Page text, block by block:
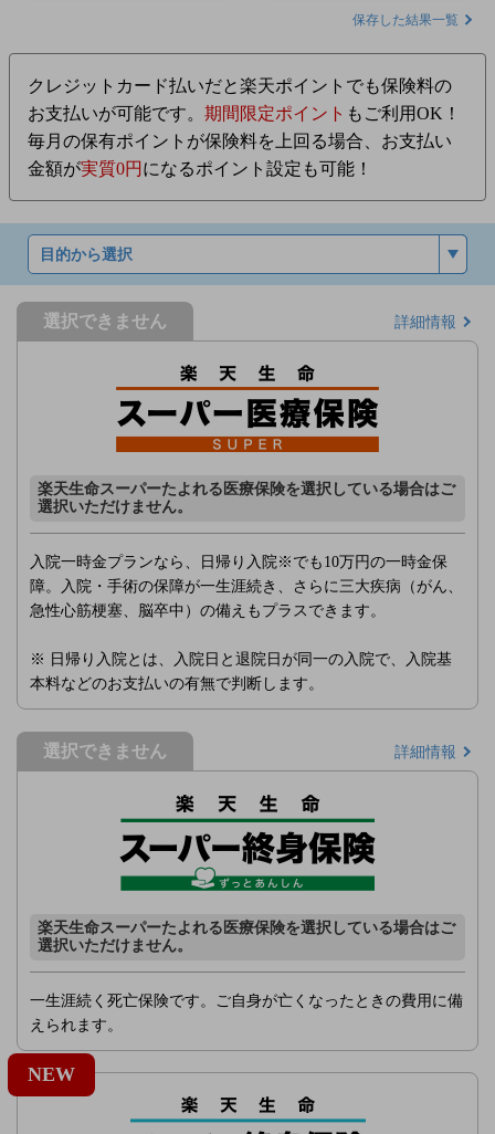
保存した結果一覧
クレジットカード払いだと楽天ポイントでも保険料の
お支払いが可能です。 期間限定ポイント もご利用OK！
毎月の保有ポイントが保険料を上回る場合、お支払い
金額が実質0円 になるポイント設定も可能！
選択できません 詳細情報
楽天生命スーパーたよれる医療保険を選択している場合はご
選択いただけません。
入院一時金プランなら、日帰り入院※でも10万円の一時金保
障。入院・手術の保障が一生涯続き、さらに三大疾病（がん、
急性心筋梗塞、脳卒中）の備えもプラスできます。
※ 日帰り入院とは、入院日と退院日が同一の入院で、入院基
本料などのお支払いの有無で判断します。
選択できません 詳細情報
楽天生命スーパーたよれる医療保険を選択している場合はご
選択いただけません。
一生涯続く死亡保険です。ご自身が亡くなったときの費用に備
えられます。
NEW